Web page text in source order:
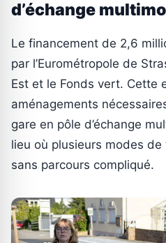
d’échange
Le financement de 2,6
par l’Eurométropole de
Est et le Fonds vert. Cette
aménagements
gare en pôle d’échange
lieu où plusieurs modes
sans parcours compliqué.